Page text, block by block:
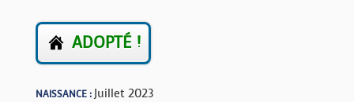
ADOPTÉ !
NAISSANCE : Juillet 2023